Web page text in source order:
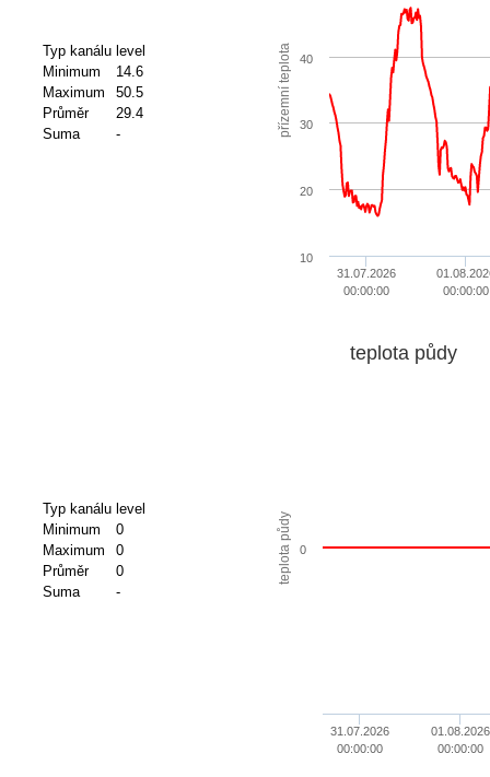
Typ kanálu level
Minimum
14.6
Maximum
50.5
Průměr
29.4
Suma
- přízemní teplota
31.07.2026
00:00:00
00:00:00
10
20
30
40
Typ kanálu level
Minimum
0
Maximum
0
Průměr
0
Suma
-
teplota půdy
teplota půdy
31.07.2026
00:00:00
01.08.2026
00:00:00
0